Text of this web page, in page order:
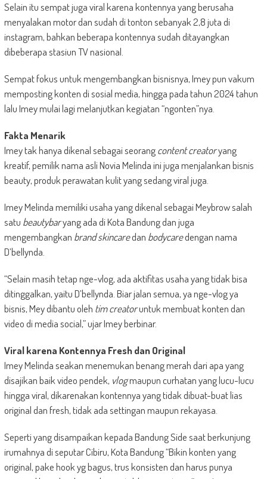
Selain itu sempat juga viral karena kontennya yang berusaha
menyalakan motor dan sudah di tonton sebanyak 2,8 juta di
instagram, bahkan beberapa kontennya sudah ditayangkan
dibeberapa stasiun TV nasional.
Sempat fokus untuk mengembangkan bisnisnya, Imey pun vakum
memposting konten di sosial media, hingga pada tahun 2024 tahun
lalu Imey mulai lagi melanjutkan kegiatan “ngonten”nya.
Fakta Menarik
Imey tak hanya dikenal sebagai seorangcontent creatoryang
kreatif, pemilik nama asli Novia Melinda ini juga menjalankan bisnis
beauty, produk perawatan kulit yang sedang viral juga.
Imey Melinda memiliki usaha yang dikenal sebagai Meybrow salah
satu beautybaryang ada di Kota Bandung dan juga
mengembangkan brand skincaredan bodycaredengan nama
D’bellynda.
“Selain masih tetap nge-vlog, ada aktifitas usaha yang tidak bisa
ditinggalkan, yaitu D’bellynda. Biar jalan semua, ya nge-vlog ya
bisnis, Mey dibantu oleh tim creatoruntuk membuat konten dan
video di media social,” ujar Imey berbinar.
Viral karena Kontennya Fresh dan Original
Imey Melinda seakan menemukan benang merah dari apa yang
disajikan baik video pendek, vlogmaupun curhatan yang lucu-lucu
hingga viral, dikarenakan kontennya yang tidak dibuat-buat lias
original dan fresh, tidak ada settingan maupun rekayasa.
Seperti yang disampaikan kepada Bandung Side saat berkunjung
irumahnya di seputar Cibiru, Kota Bandung “Bikin konten yang
original, pake hook yg bagus, trus konsisten dan harus punya